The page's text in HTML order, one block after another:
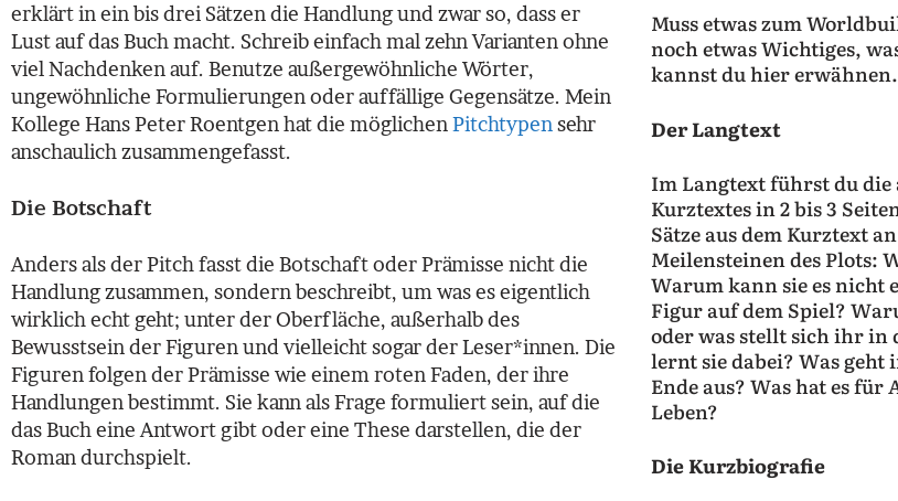
erklärt in ein bis drei Sätzen die Handlung und zwar so, dass er
Lust auf das Buch macht. Schreib einfach mal zehn Varianten ohne
viel Nachdenken auf. Benutze außergewöhnliche Wörter,
ungewöhnliche Formulierungen oder auffällige Gegensätze. Mein
Kollege Hans Peter Roentgen hat die möglichen Pitchtypen sehr
anschaulich zusammengefasst.
Die Botschaft
Anders als der Pitch fasst die Botschaft oder Prämisse nicht die
Handlung zusammen, sondern beschreibt, um was es eigentlich
wirklich echt geht; unter der Oberfläche, außerhalb des
Bewusstsein der Figuren und vielleicht sogar der Leser*innen. Die
Figuren folgen der Prämisse wie einem roten Faden, der ihre
Handlungen bestimmt. Sie kann als Frage formuliert sein, auf die
das Buch eine Antwort gibt oder eine These darstellen, die der
Roman durchspielt.
Muss etwas zum
noch etwas Wichtiges,
kannst du hier erwähnen.
Der Langtext
Im Langtext führst du die
Kurztextes in 2 bis 3
Sätze aus dem Kurztext
Meilensteinen des Plots:
Warum kann sie es nicht
Figur auf dem Spiel?
oder was stellt sich ihr in
lernt sie dabei? Was geht
Ende aus? Was hat es
Leben?
Die Kurzbiografie